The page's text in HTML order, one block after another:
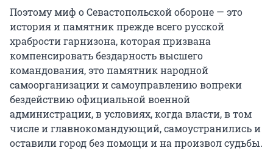
Поэтому миф о Севастопольской обороне — это
история и памятник прежде всего русской
храбрости гарнизона, которая призвана
компенсировать бездарность высшего
командования, это памятник народной
самоорганизации и самоуправлению вопреки
бездействию официальной военной
администрации, в условиях, когда власти, в том
числе и главнокомандующий, самоустранились и
оставили город без помощи и на произвол судьбы.